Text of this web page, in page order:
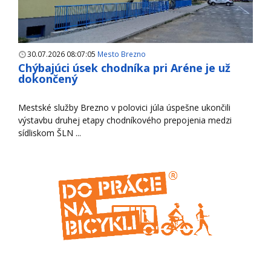
30.07.2026 08:07:05 Mesto Brezno
Chýbajúci úsek chodníka pri Aréne je už
dokončený
Mestské služby Brezno v polovici júla úspešne ukončili
výstavbu druhej etapy chodníkového prepojenia medzi
sídliskom ŠLN ...